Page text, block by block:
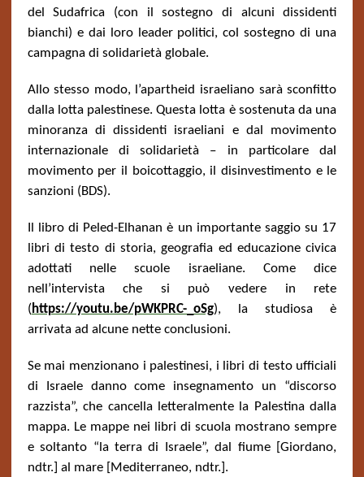
del Sudafrica (con il sostegno di alcuni dissidenti
bianchi) e dai loro leader politici, col sostegno di una
campagna di solidarietà globale.
Allo stesso modo, l’apartheid israeliano sarà sconfitto
dalla lotta palestinese. Questa lotta è sostenuta da una
minoranza di dissidenti israeliani e dal movimento
internazionale di solidarietà – in particolare dal
movimento per il boicottaggio, il disinvestimento e le
sanzioni (BDS).
Il libro di Peled-Elhanan è un importante saggio su 17
libri di testo di storia, geografia ed educazione civica
adottati nelle scuole israeliane. Come dice
nell’intervista che si può vedere in rete
( https://youtu.be/pWKPRC-_oSg), la studiosa è
arrivata ad alcune nette conclusioni.
Se mai menzionano i palestinesi, i libri di testo ufficiali
di Israele danno come insegnamento un “discorso
razzista”, che cancella letteralmente la Palestina dalla
mappa. Le mappe nei libri di scuola mostrano sempre
e soltanto “la terra di Israele”, dal fiume [Giordano,
ndtr.] al mare [Mediterraneo, ndtr.].